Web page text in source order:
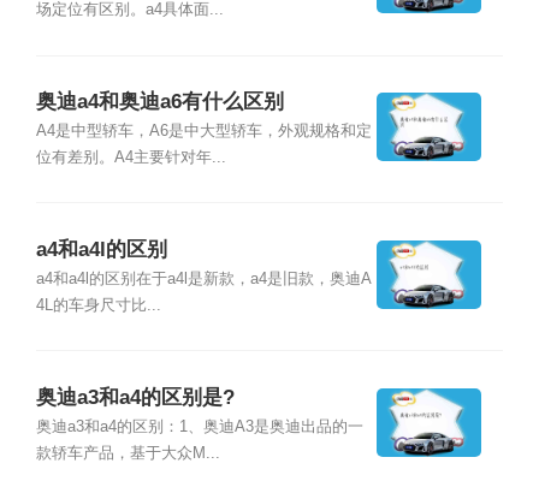
场定位有区别。a4具体面...
奥迪a4和奥迪a6有什么区别
A4是中型轿车，A6是中大型轿车，外观规格和定
位有差别。A4主要针对年...
a4和a4l的区别
a4和a4l的区别在于a4l是新款，a4是旧款，奥迪A
4L的车身尺寸比...
奥迪a3和a4的区别是?
奥迪a3和a4的区别：1、奥迪A3是奥迪出品的一
款轿车产品，基于大众M...